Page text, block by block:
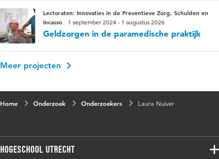
Lectoraten: Innovaties in de Preventieve Zorg, Schulden en
Incasso
1 september 2024 - 1 augustus 2026
Geldzorgen in de paramedische praktijk
Meer projecten
Home Onderzoek Onderzoekers Laura Nuiver
Hogeschool Utrecht